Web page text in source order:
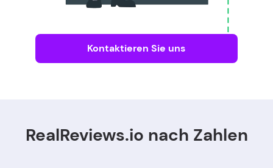
Kontaktieren Sie uns
RealReviews.io nach Zahlen